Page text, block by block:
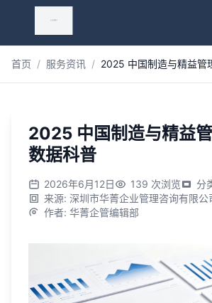
首页 / 服务资讯 / 2025 中国制造与精益管
2025 中国制造与精益
数据科普
2026年6月12日 139 次浏览 分
来源: 深圳市华菁企业管理咨询有限公
作者: 华菁企管编辑部